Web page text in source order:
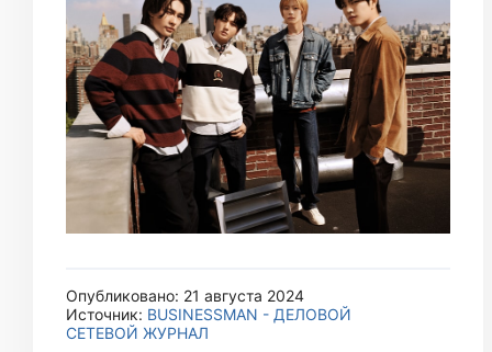
Опубликовано: 21 августа 2024
Источник: BUSINESSMAN - ДЕЛОВОЙ
СЕТЕВОЙ ЖУРНАЛ